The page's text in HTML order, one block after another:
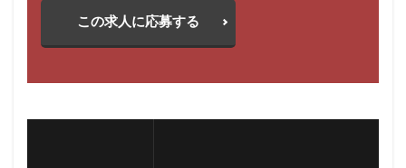
この求人に応募する